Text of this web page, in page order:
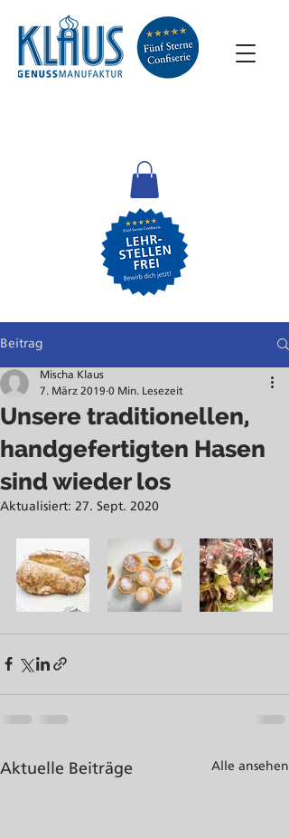
Beitrag
Unsere traditionellen,
handgefertigten Hasen
sind wieder los
Mischa Klaus
7. März 2019 0 Min. Lesezeit
Aktualisiert: 27. Sept. 2020
Aktuelle Beiträge Alle ansehen